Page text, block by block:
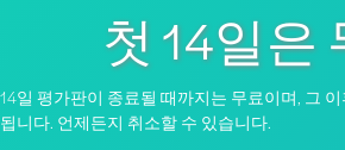
첫 14일은
14일 평가판이 종료될 때까지는 무료이며, 그
됩니다. 언제든지 취소할 수 있습니다.